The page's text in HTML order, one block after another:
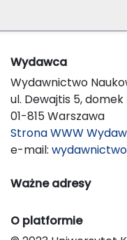
Wydawca
Wydawnictwo
ul. Dewajtis 5, domek
01-815 Warszawa
Strona WWW
e-mail:
Ważne adresy
O platformie